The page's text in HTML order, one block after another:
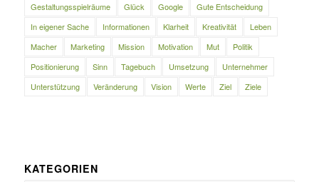
Gestaltungsspielräume
Glück Google
Gute Entscheidung
In eigener Sache
Informationen Klarheit Kreativität
Leben
Macher
Marketing Mission Motivation Mut
Politik
Positionierung
Sinn Tagebuch Umsetzung
Unternehmer
Unterstützung
Veränderung Vision Werte Ziel Ziele
KATEGORIEN